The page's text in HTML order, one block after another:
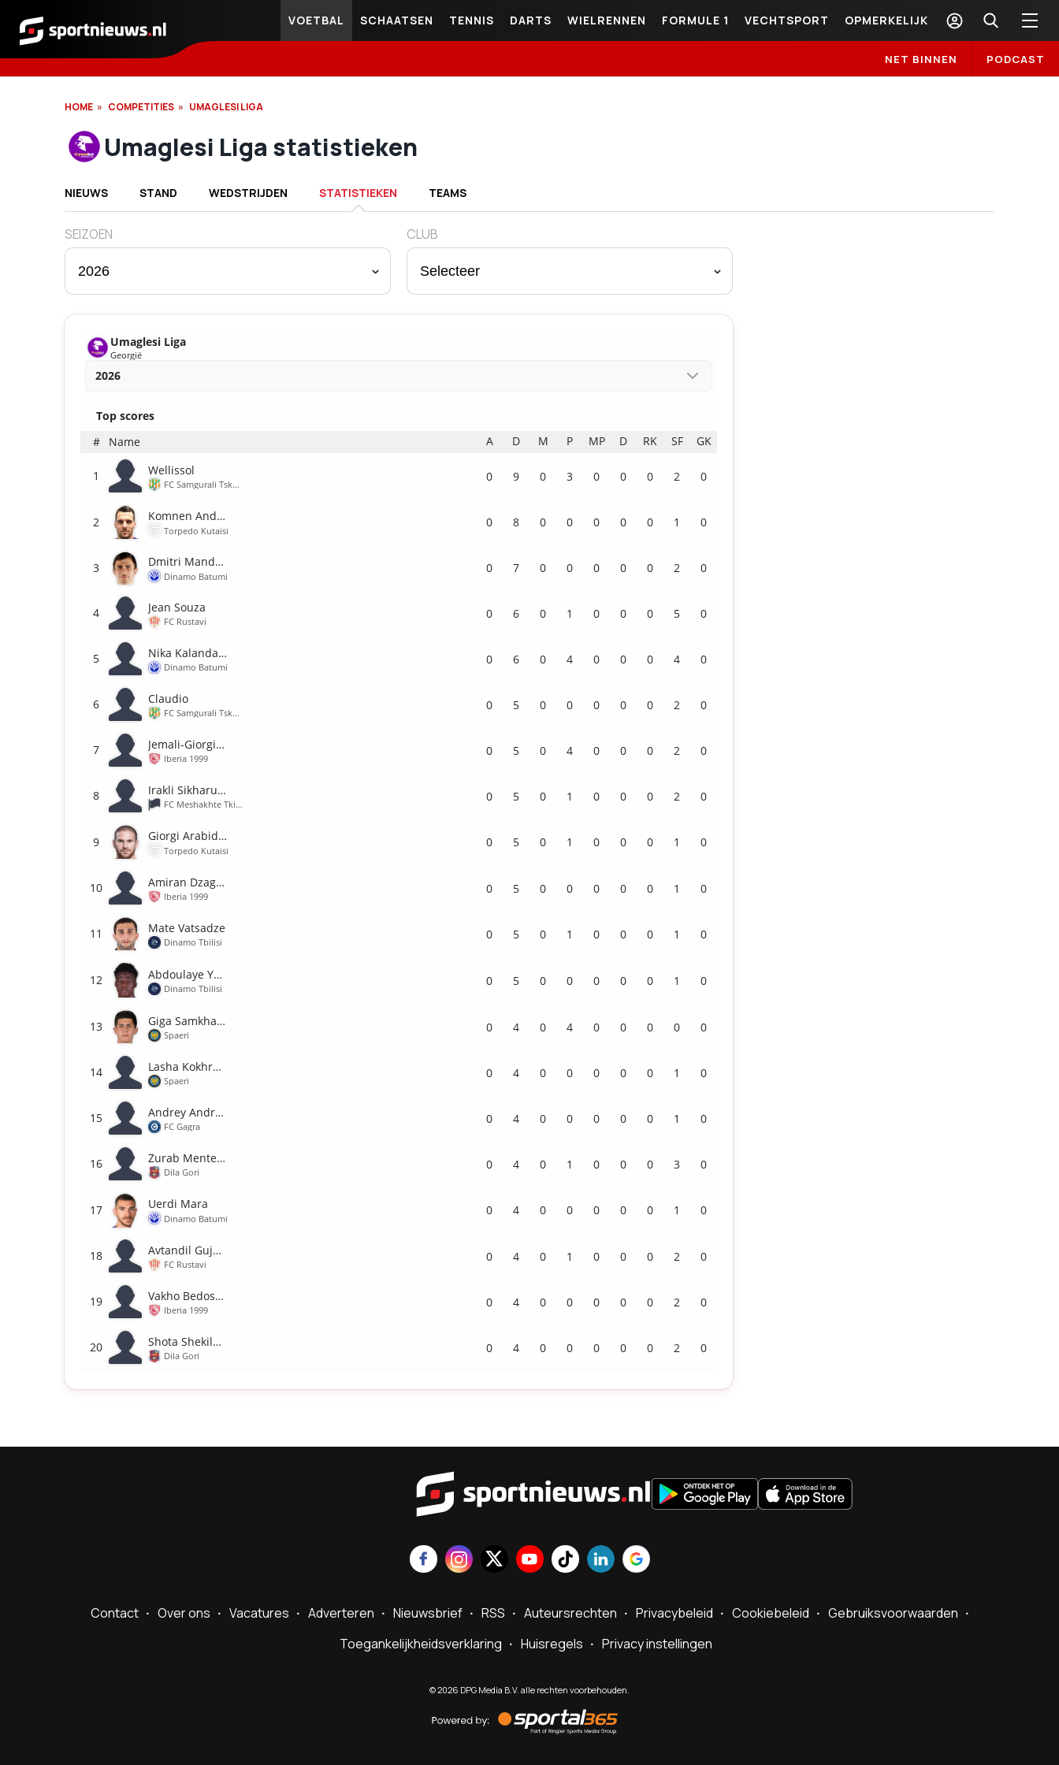
Sportnieuws.nl
VOETBAL SCHAATSEN TENNIS DARTS WIELRENNEN FORMULE 1 VECHTSPORT OPMERKELIJK
NET BINNEN PODCAST
HOME COMPETITIES UMAGLESI LIGA
Umaglesi Liga statistieken
NIEUWS STAND WEDSTRIJDEN STATISTIEKEN TEAMS
SEIZOEN CLUB
Sportnieuws.nl
Contact Over ons Vacatures Adverteren Nieuwsbrief RSS Auteursrechten Privacybeleid Cookiebeleid
Gebruiksvoorwaarden
Toegankelijkheidsverklaring
Huisregels Privacy instellingen
©2026 DPG Media B.V. alle rechten voorbehouden.
by
Sportal365